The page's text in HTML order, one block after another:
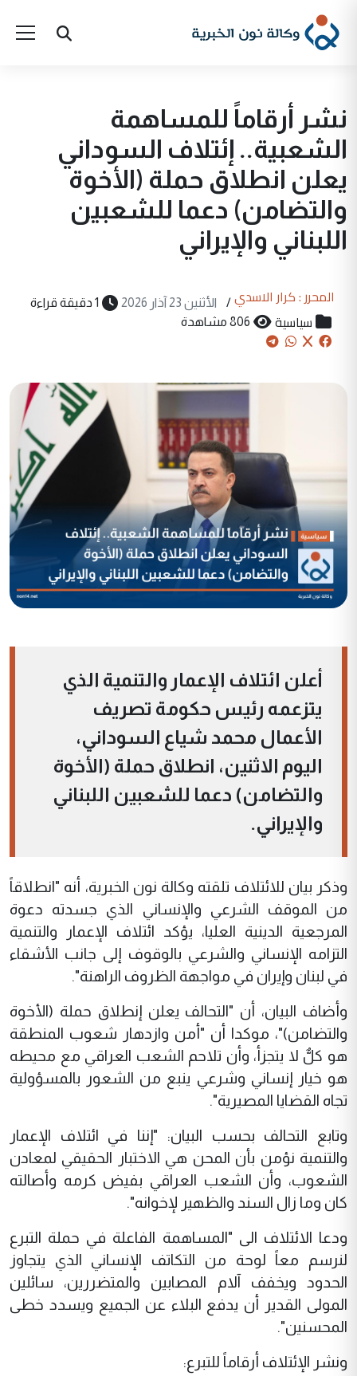
نشر أرقاماً للمساهمة
الشعبية.. إئتلاف السوداني
يعلن انطلاق حملة (الأخوة
والتضامن) دعما للشعبين
اللبناني والإيراني
المحرر : كرار الاسدي / الأثنين 23 آذار 2026 1 دقيقة قراءة
سياسية 806 مشاهدة
أعلن ائتلاف الإعمار والتنمية الذي
يتزعمه رئيس حكومة تصريف
الأعمال محمد شياع السوداني،
اليوم الاثنين، انطلاق حملة (الأخوة
والتضامن) دعما للشعبين اللبناني
والإيراني.
وذكر بيان للائتلاف تلقته وكالة نون الخبرية، أنه "انطلاقاً
من الموقف الشرعي والإنساني الذي جسدته دعوة
المرجعية الدينية العليا، يؤكد ائتلاف الإعمار والتنمية
التزامه الإنساني والشرعي بالوقوف إلى جانب الأشقاء
في لبنان وإيران في مواجهة الظروف الراهنة".
وأضاف البيان، أن "التحالف يعلن إنطلاق حملة (الأخوة
والتضامن)"، موكدا أن "أمن وازدهار شعوب المنطقة
هو كلٌّ لا يتجزأ، وأن تلاحم الشعب العراقي مع محيطه
هو خيار إنساني وشرعي ينبع من الشعور بالمسؤولية
تجاه القضايا المصيرية".
وتابع التحالف بحسب البيان: "إننا في ائتلاف الإعمار
والتنمية نؤمن بأن المحن هي الاختبار الحقيقي لمعادن
الشعوب، وأن الشعب العراقي بفيض كرمه وأصالته
كان وما زال السند والظهير لإخوانه".
ودعا الائتلاف الى "المساهمة الفاعلة في حملة التبرع
لنرسم معاً لوحة من التكاتف الإنساني الذي يتجاوز
الحدود ويخفف آلام المصابين والمتضررين، سائلين
المولى القدير أن يدفع البلاء عن الجميع ويسدد خطى
المحسنين".
ونشر الإئتلاف أرقاماً للتبرع: